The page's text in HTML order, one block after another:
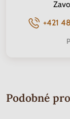
+421
Podobné